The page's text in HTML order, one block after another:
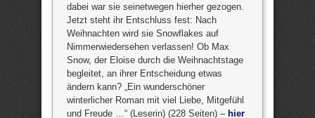
dabei war sie seinetwegen hierher gezogen.
Jetzt steht ihr Entschluss fest: Nach
Weihnachten wird sie Snowflakes auf
Nimmerwiedersehen verlassen! Ob Max
Snow, der Eloise durch die Weihnachtstage
begleitet, an ihrer Entscheidung etwas
ändern kann? „Ein wunderschöner
winterlicher Roman mit viel Liebe, Mitgefühl
und Freude …“ (Leserin) (228 Seiten) – hier